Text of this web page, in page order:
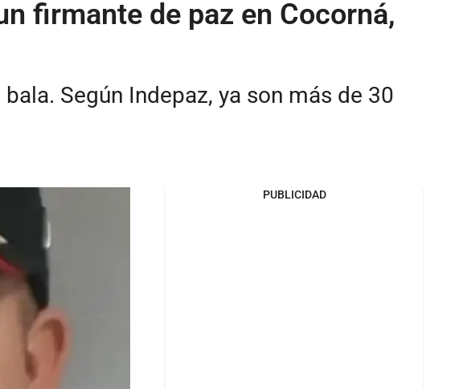
firmante de paz en Cocorná,
Según Indepaz, ya son más de 30
PUBLICIDAD